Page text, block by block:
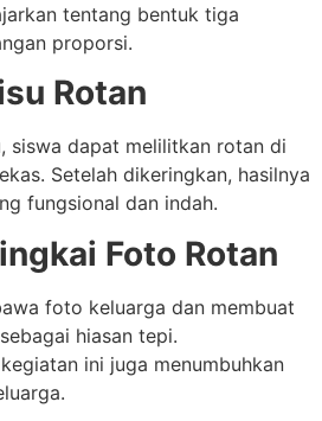
tentang bentuk tiga
proporsi.
Rotan
siswa dapat melilitkan rotan di
Setelah dikeringkan, hasilnya
fungsional dan indah.
Foto Rotan
foto keluarga dan membuat
hiasan tepi.
ini juga menumbuhkan